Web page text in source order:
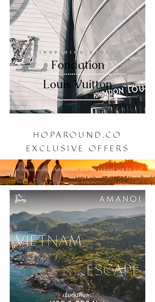
INSPIRING STUFF
Fondation
Louis Vuitton
HOPAROUND.CO
EXCLUSIVE OFFERS
Let us create an unforgettable journey tailored just for you!